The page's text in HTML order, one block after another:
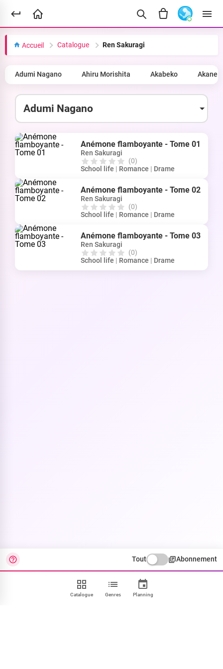
Accueil Catalogue Ren Sakuragi
Adumi Nagano Ahiru Morishita Akabeko Akane
Anémone flamboyante - Tome 01
Ren Sakuragi
(0)
School life | Romance | Drame
Anémone flamboyante - Tome 02
Ren Sakuragi
(0)
School life | Romance | Drame
Anémone flamboyante - Tome 03
Ren Sakuragi
(0)
School life | Romance | Drame
Catalogue Genres Planning
Tout Abonnement